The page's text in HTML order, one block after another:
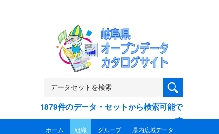
1879件のデータ・セットから検索可能で
す
ホーム 組織 グループ 県内広域データ